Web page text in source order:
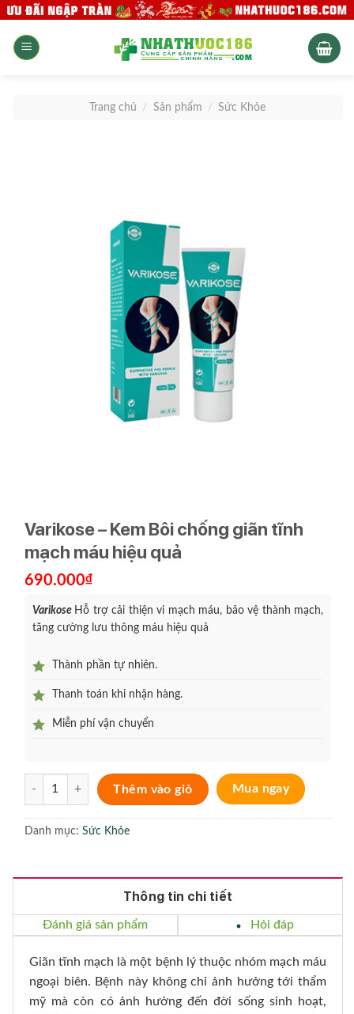
Skip
content
Trang chủ / Sản phẩm / Sức Khỏe
Varikose – Kem Bôi chống giãn tĩnh
mạch máu hiệu quả
690.000₫
Varikose Hỗ trợ cải thiện vi mạch máu, bảo vệ thành mạch,
tăng cường lưu thông máu hiệu quả
Thành phần tự nhiên.
Thanh toán khi nhận hàng.
Miễn phí vận chuyển
Varikose - Kem Bôi chống giãn tĩnh mạch máu hiệu quả số lượng
Thêm vào giỏ Mua ngay
Danh mục: Sức Khỏe
Thông tin chi tiết
Đánh giá sản phẩm Hỏi đáp
Giãn tĩnh mạch là một bệnh lý thuộc nhóm mạch máu
ngoại biên. Bệnh này không chỉ ảnh hưởng tới thẩm
mỹ mà còn có ảnh hưởng đến đời sống sinh hoạt,